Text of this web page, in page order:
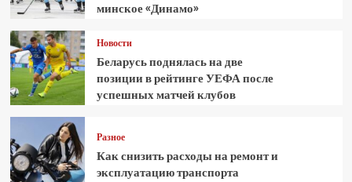
минское «Динамо»
Новости
Беларусь поднялась на две
позиции в рейтинге УЕФА после
успешных матчей клубов
Разное
Как снизить расходы на ремонт и
эксплуатацию транспорта